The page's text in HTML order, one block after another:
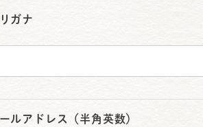
ガナ
ルアドレス（半角英数）